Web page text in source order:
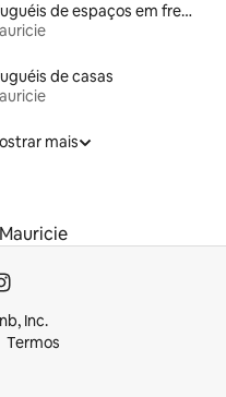
Aluguéis de espaços em frente à praia
de casas
mais
Mauricie
Inc.
Termos